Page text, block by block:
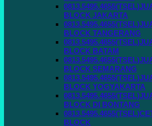
BLOCK JAKARTA
BLOCK TANGERANG
BLOCK BATAM
BLOCK SEMARANG
BLOCK YOGYAKARTA
BLOCK DI BONTANG
BLOCK